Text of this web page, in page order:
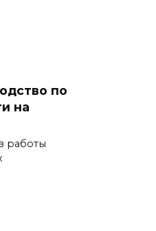
по
на
работы